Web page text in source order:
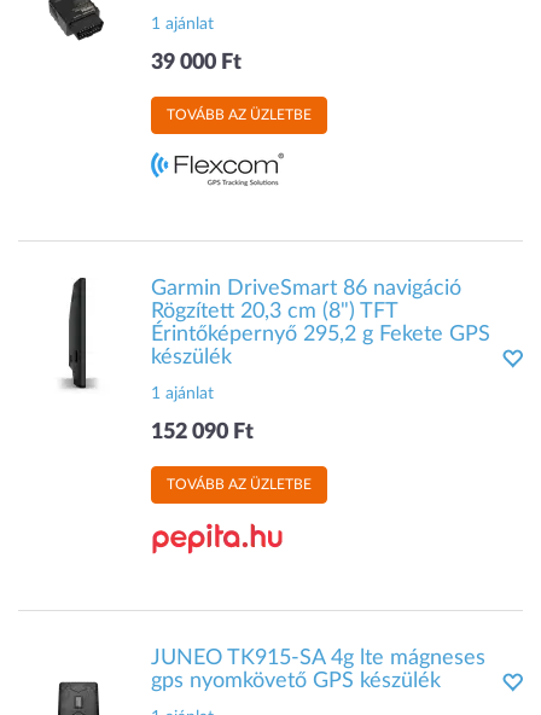
1 ajánlat
39 000 Ft
TOVÁBB AZ ÜZLETBE
Garmin DriveSmart 86 navigáció
Rögzített 20,3 cm (8") TFT
Érintőképernyő 295,2 g Fekete GPS
készülék
1 ajánlat
152 090 Ft
TOVÁBB AZ ÜZLETBE
JUNEO TK915-SA 4g lte mágneses
gps nyomkövető GPS készülék